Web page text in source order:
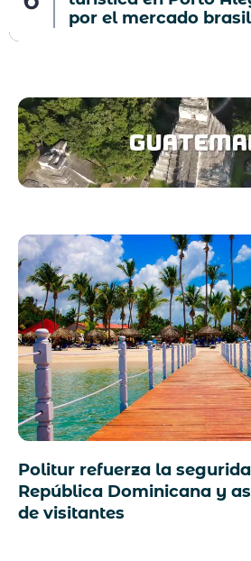
por el mercado
Politur refuerza la
República Dominicana y
de visitantes